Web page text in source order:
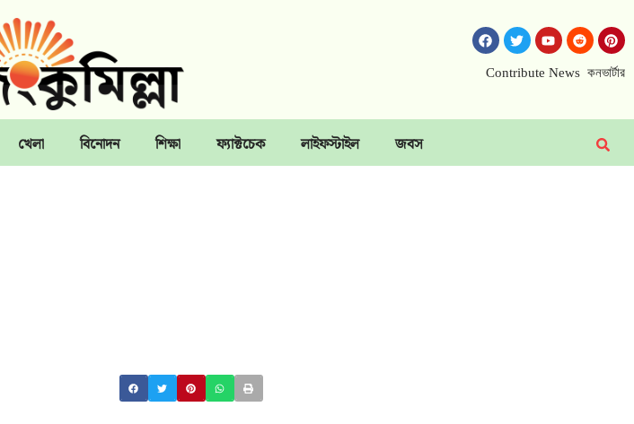
Contribute News কনভার্টার
খেলা বিনোদন শিক্ষা ফ্যাক্টচেক লাইফস্টাইল জবস